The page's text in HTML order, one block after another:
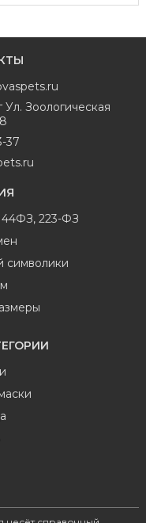
Ул. Зоологическая
37
44ФЗ, 223-ФЗ
символики